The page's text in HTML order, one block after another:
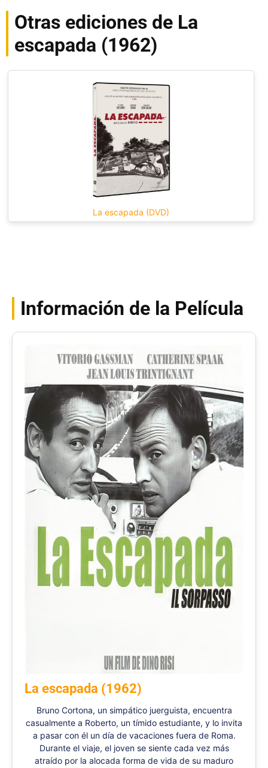
Otras ediciones de La
escapada (1962)
La escapada (DVD)
Información de la Película
La escapada (1962)
Bruno Cortona, un simpático juerguista, encuentra
casualmente a Roberto, un tímido estudiante, y lo invita
a pasar con él un día de vacaciones fuera de Roma.
Durante el viaje, el joven se siente cada vez más
atraído por la alocada forma de vida de su maduro